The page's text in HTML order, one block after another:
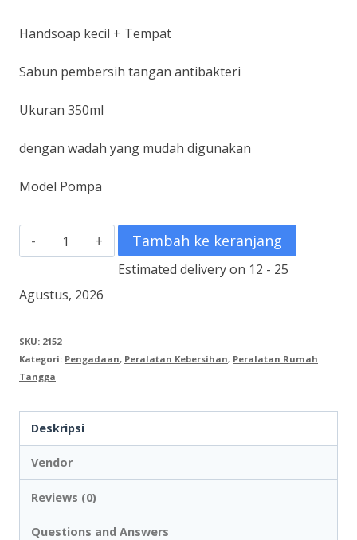
Handsoap kecil + Tempat
Sabun pembersih tangan antibakteri
Ukuran 350ml
dengan wadah yang mudah digunakan
Model Pompa
Kuantitas
Handsoap
Tambah ke keranjang
Estimated delivery on 12 - 25
Agustus, 2026
SKU: 2152
Kategori: Pengadaan, Peralatan Kebersihan, Peralatan Rumah
Tangga
Deskripsi
Vendor
Reviews (0)
Questions and Answers